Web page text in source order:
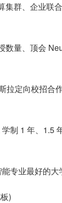
群、企业联
量、顶会
定向校招合
制 1 年、1.5
专业最好的大
)